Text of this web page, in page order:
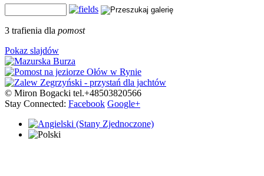
3 trafienia dla pomost
Pokaz slajdów
© Miron Bogacki tel.+48503820566
Stay Connected: Facebook Google+